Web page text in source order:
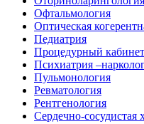
Офтальмология
Оптическая
Педиатрия
Процедурный кабинет
Психиатрия
Пульмонология
Ревматология
Рентгенология
Сердечно-сосудистая